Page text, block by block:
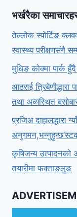
भर्खरैका
तेल्लोक स्पोर्टिङ
स्वास्थ्य परीक्षणसंगै
मुधिङ कोक्मा पार्क
आठराई त्रिबेणीद्धारा
तथा अव्यस्थित
प्रजिअ दाहालद्धारा
कृषिजन्य उत्पादनको
तयारीमा फक्ताङलुङ